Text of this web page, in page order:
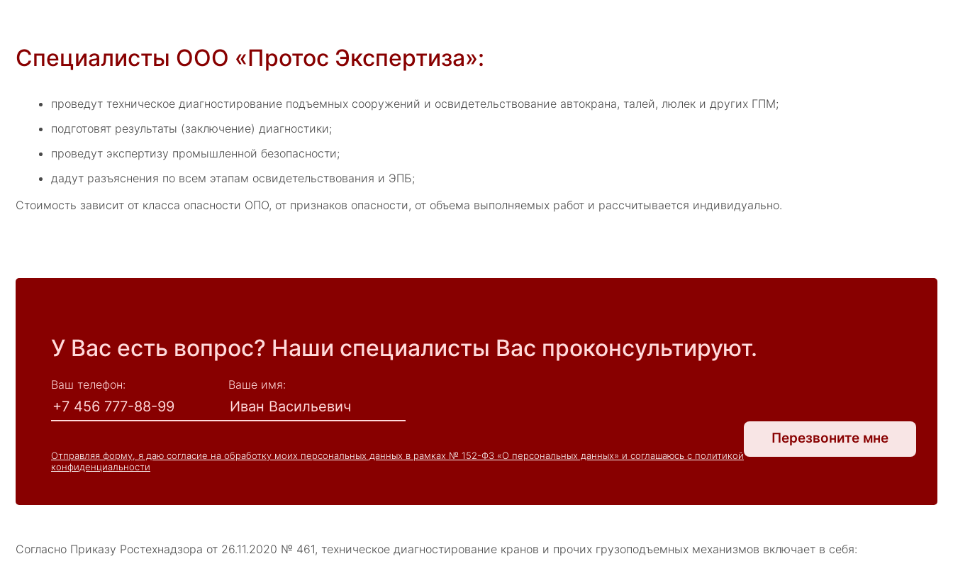
Специалисты ООО «Протос Экспертиза»:
проведут техническое диагностирование подъемных сооружений и освидетельствование автокрана, талей, люлек и других ГПМ;
подготовят результаты (заключение) диагностики;
проведут экспертизу промышленной безопасности;
дадут разъяснения по всем этапам освидетельствования и ЭПБ;
Стоимость зависит от класса опасности ОПО, от признаков опасности, от объема выполняемых работ и рассчитывается индивидуально.
У Вас есть вопрос? Наши специалисты Вас проконсультируют.
Ваш телефон: Ваше имя:
Отправляя форму, я даю согласие на обработку моих персональных данных в рамках № 152-ФЗ «О персональных данных» и соглашаюсь с политикой
конфиденциальности
Перезвоните мне
Согласно Приказу Ростехнадзора от 26.11.2020 № 461, техническое диагностирование кранов и прочих грузоподъемных механизмов включает в себя: